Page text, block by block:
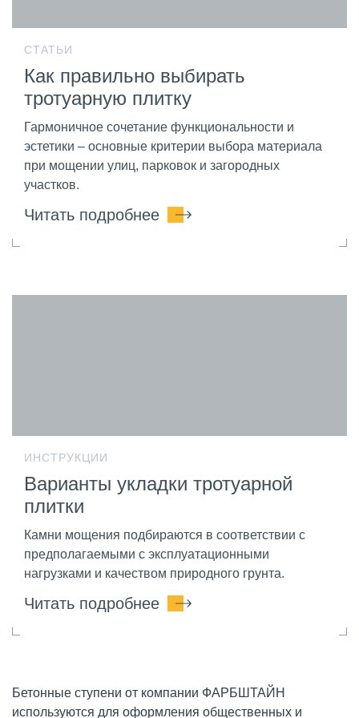
СТАТЬИ
Как правильно выбирать
тротуарную плитку
Гармоничное сочетание функциональности и
эстетики – основные критерии выбора материала
при мощении улиц, парковок и загородных
участков.
Читать подробнее
ИНСТРУКЦИИ
Варианты укладки тротуарной
плитки
Камни мощения подбираются в соответствии с
предполагаемыми с эксплуатационными
нагрузками и качеством природного грунта.
Читать подробнее
Бетонные ступени от компании ФАРБШТАЙН
используются для оформления общественных и